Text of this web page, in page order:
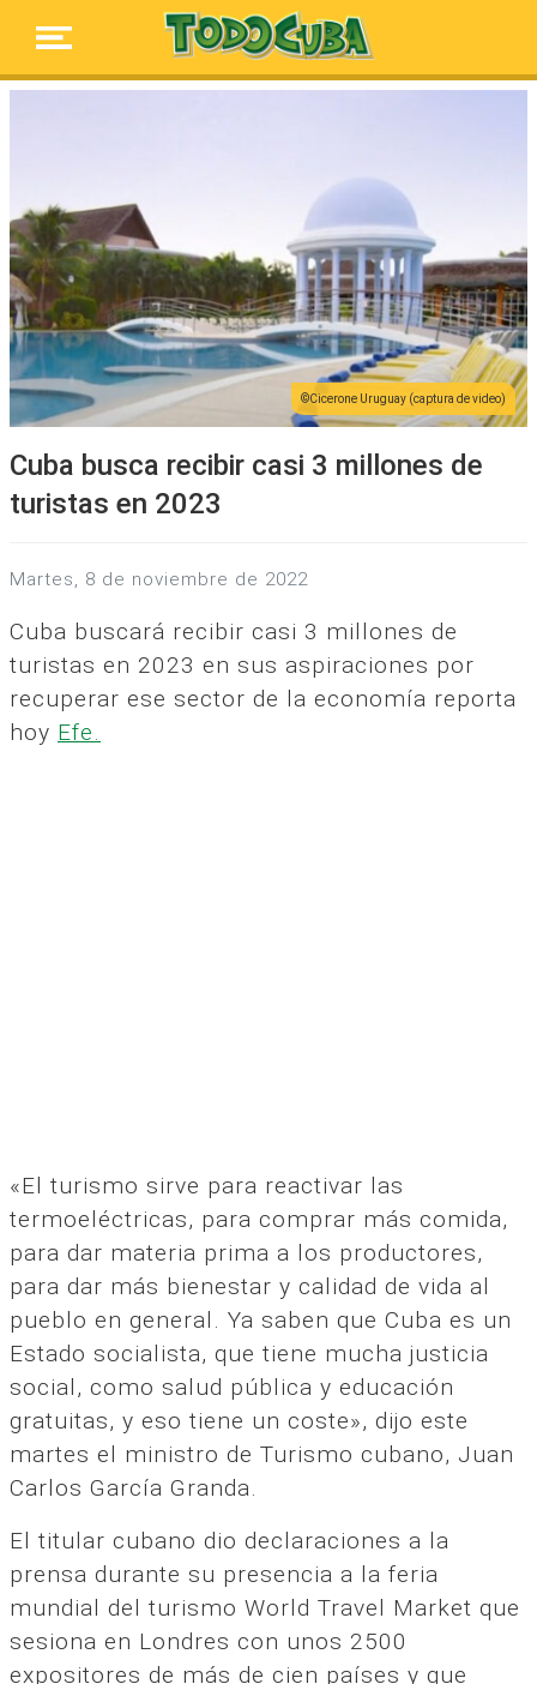
Cicerone Uruguay (captura de video)
Cuba busca recibir casi 3 millones de
turistas en 2023
martes, 8 de noviembre de 2022
Cuba buscará recibir casi 3 millones de
turistas en 2023 en sus aspiraciones por
recuperar ese sector de la economía reporta
hoy Efe.
«El turismo sirve para reactivar las
termoeléctricas, para comprar más comida,
para dar materia prima a los productores,
para dar más bienestar y calidad de vida al
pueblo en general. Ya saben que Cuba es un
Estado socialista, que tiene mucha justicia
social, como salud pública y educación
gratuitas, y eso tiene un coste», dijo este
martes el ministro de Turismo cubano, Juan
Carlos García Granda.
El titular cubano dio declaraciones a la
prensa durante su presencia a la feria
mundial del turismo World Travel Market que
sesiona en Londres con unos 2500
expositores de más de cien países y que